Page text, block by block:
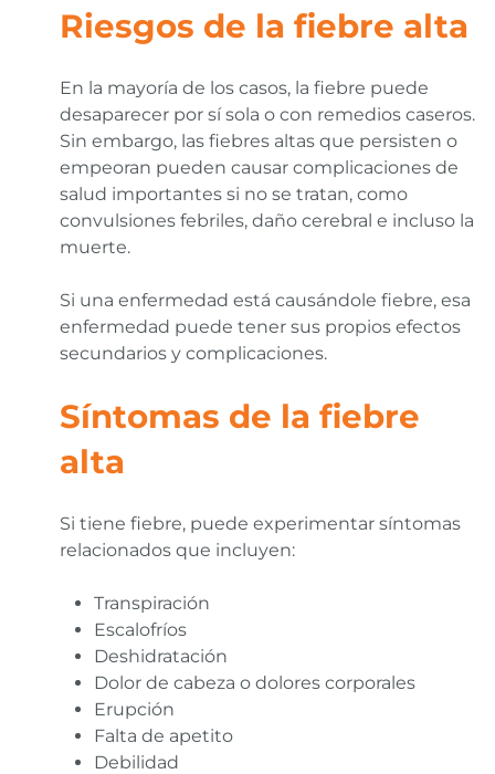
Riesgos de la fiebre alta
En la mayoría de los casos, la fiebre puede
desaparecer por sí sola o con remedios caseros.
Sin embargo, las fiebres altas que persisten o
empeoran pueden causar complicaciones de
salud importantes si no se tratan, como
convulsiones febriles, daño cerebral e incluso la
muerte.
Si una enfermedad está causándole fiebre, esa
enfermedad puede tener sus propios efectos
secundarios y complicaciones.
Síntomas de la fiebre
alta
Si tiene fiebre, puede experimentar síntomas
relacionados que incluyen:
Transpiración
Escalofríos
Deshidratación
Dolor de cabeza o dolores corporales
Erupción
Falta de apetito
Debilidad